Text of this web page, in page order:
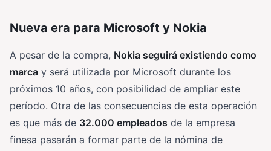
Nueva era para Microsoft y Nokia
A pesar de la compra, Nokia seguirá existiendo como
marca y será utilizada por Microsoft durante los
próximos 10 años, con posibilidad de ampliar este
período. Otra de las consecuencias de esta operación
es que más de 32.000 empleados de la empresa
finesa pasarán a formar parte de la nómina de